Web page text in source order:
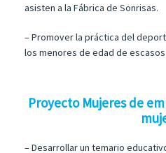
asisten a la Fábrica de Sonrisas.
– Promover la práctica del
los menores de edad de
Proyecto Mujeres de
– Desarrollar un temario